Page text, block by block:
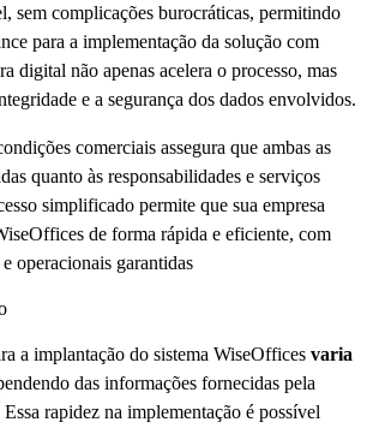
sem complicações burocráticas, permitindo
para a implementação da solução com
digital não apenas acelera o processo, mas
e a segurança dos dados envolvidos.
comerciais assegura que ambas as
quanto às responsabilidades e serviços
simplificado permite que sua empresa
de forma rápida e eficiente, com
operacionais garantidas
a implantação do sistema WiseOffices varia
das informações fornecidas pela
rapidez na implementação é possível